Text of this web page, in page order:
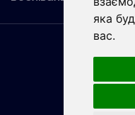
яка
вас.
Угода